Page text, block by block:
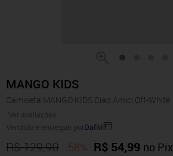
MANGO KIDS
Camiseta MANGO KIDS Ciao Amici Off-White
Ver avaliações
Vendido e entregue porDafiti
R$ 129,90 -58% R$ 54,99 no Pix